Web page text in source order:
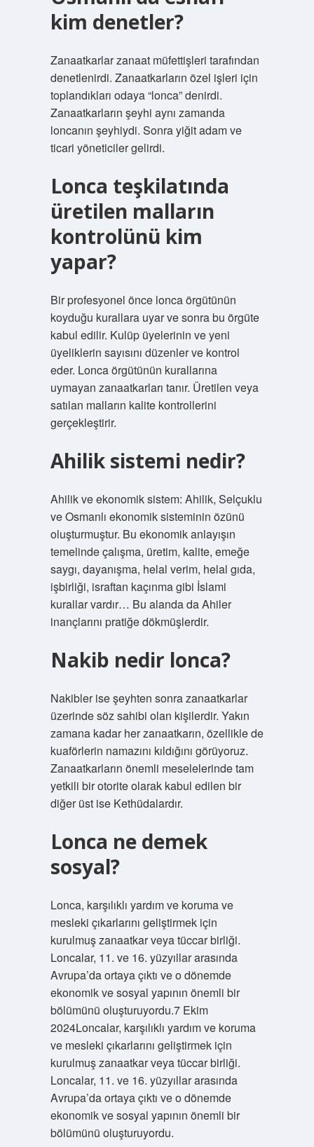
kim denetler?
Zanaatkarlar zanaat müfettişleri tarafından
denetlenirdi. Zanaatkarların özel işleri için
toplandıkları odaya “lonca” denirdi.
Zanaatkarların şeyhi aynı zamanda
loncanın şeyhiydi. Sonra yiğit adam ve
ticari yöneticiler gelirdi.
Lonca teşkilatında
üretilen malların
kontrolünü kim
yapar?
Bir profesyonel önce lonca örgütünün
koyduğu kurallara uyar ve sonra bu örgüte
kabul edilir. Kulüp üyelerinin ve yeni
üyeliklerin sayısını düzenler ve kontrol
eder. Lonca örgütünün kurallarına
uymayan zanaatkarları tanır. Üretilen veya
satılan malların kalite kontrollerini
gerçekleştirir.
Ahilik sistemi nedir?
Ahilik ve ekonomik sistem: Ahilik, Selçuklu
ve Osmanlı ekonomik sisteminin özünü
oluşturmuştur. Bu ekonomik anlayışın
temelinde çalışma, üretim, kalite, emeğe
saygı, dayanışma, helal verim, helal gıda,
işbirliği, israftan kaçınma gibi İslami
kurallar vardır… Bu alanda da Ahiler
inançlarını pratiğe dökmüşlerdir.
Nakib nedir lonca?
Nakibler ise şeyhten sonra zanaatkarlar
üzerinde söz sahibi olan kişilerdir. Yakın
zamana kadar her zanaatkarın, özellikle de
kuaförlerin namazını kıldığını görüyoruz.
Zanaatkarların önemli meselelerinde tam
yetkili bir otorite olarak kabul edilen bir
diğer üst ise Kethüdalardır.
Lonca ne demek
sosyal?
Lonca, karşılıklı yardım ve koruma ve
mesleki çıkarlarını geliştirmek için
kurulmuş zanaatkar veya tüccar birliği.
Loncalar, 11. ve 16. yüzyıllar arasında
Avrupa’da ortaya çıktı ve o dönemde
ekonomik ve sosyal yapının önemli bir
bölümünü oluşturuyordu.7 Ekim
2024Loncalar, karşılıklı yardım ve koruma
ve mesleki çıkarlarını geliştirmek için
kurulmuş zanaatkar veya tüccar birliği.
Loncalar, 11. ve 16. yüzyıllar arasında
Avrupa’da ortaya çıktı ve o dönemde
ekonomik ve sosyal yapının önemli bir
bölümünü oluşturuyordu.